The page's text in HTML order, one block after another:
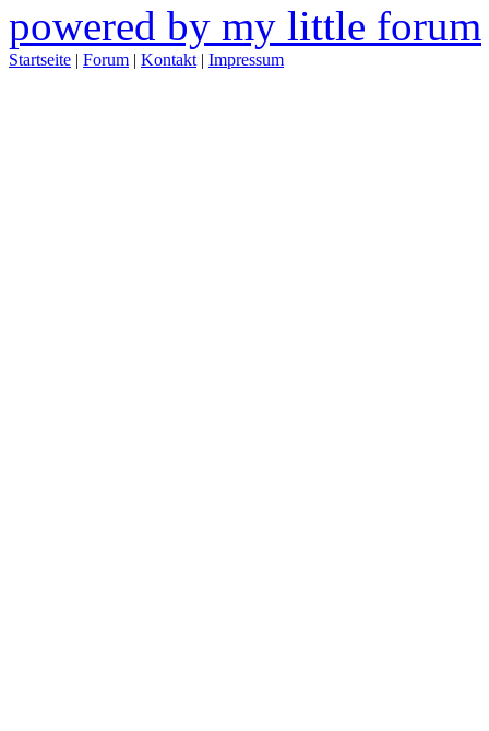
powered by my little forum
Startseite | Forum | Kontakt | Impressum